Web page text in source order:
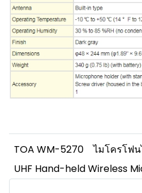
TOA WM-5270
ไมโครโฟน
UHF Hand-held Wireless